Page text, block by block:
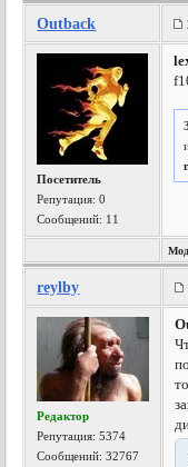
Outback
Посетитель
Репутация:0
Сообщений: 11
reylby
Редактор
Репутация:5374
Сообщений: 32767